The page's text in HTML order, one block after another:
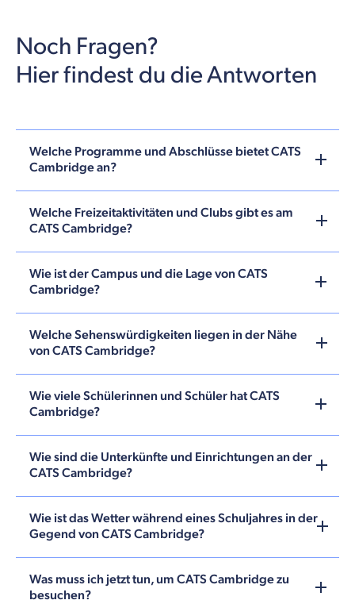
Noch Fragen?
Hier findest du die Antworten
Welche Programme und Abschlüsse bietet CATS
Cambridge an?
Welche Freizeitaktivitäten und Clubs gibt es am
CATS Cambridge?
Wie ist der Campus und die Lage von CATS
Cambridge?
Welche Sehenswürdigkeiten liegen in der Nähe
von CATS Cambridge?
Wie viele Schülerinnen und Schüler hat CATS
Cambridge?
Wie sind die Unterkünfte und Einrichtungen an der
CATS Cambridge?
Wie ist das Wetter während eines Schuljahres in der
Gegend von CATS Cambridge?
Was muss ich jetzt tun, um CATS Cambridge zu
besuchen?